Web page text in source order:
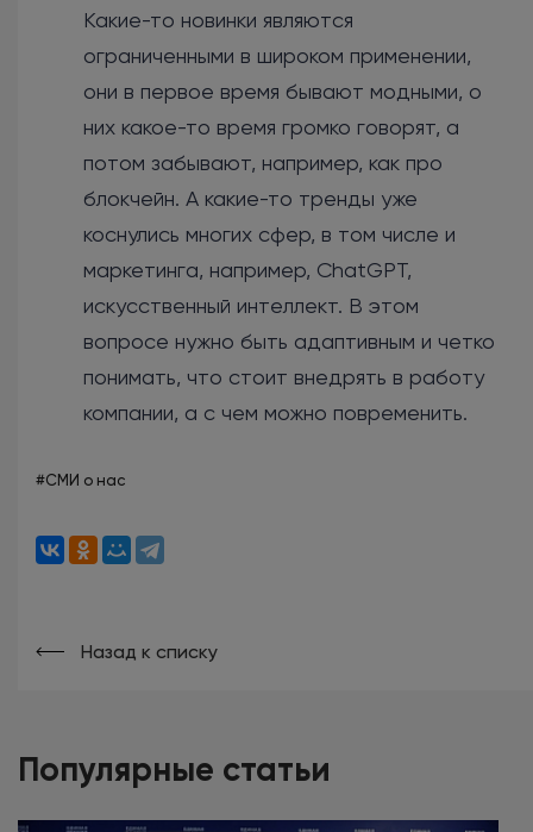
Какие-то новинки являются
ограниченными в широком применении,
они в первое время бывают модными, о
них какое-то время громко говорят, а
потом забывают, например, как про
блокчейн. А какие-то тренды уже
коснулись многих сфер, в том числе и
маркетинга, например, ChatGPT,
искусственный интеллект. В этом
вопросе нужно быть адаптивным и четко
понимать, что стоит внедрять в работу
компании, а с чем можно повременить.
#СМИ о нас
Назад к списку
Популярные статьи